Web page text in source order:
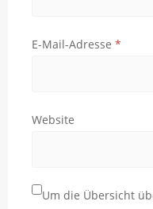
E-Mail-Adresse *
Website
Um die Übersicht